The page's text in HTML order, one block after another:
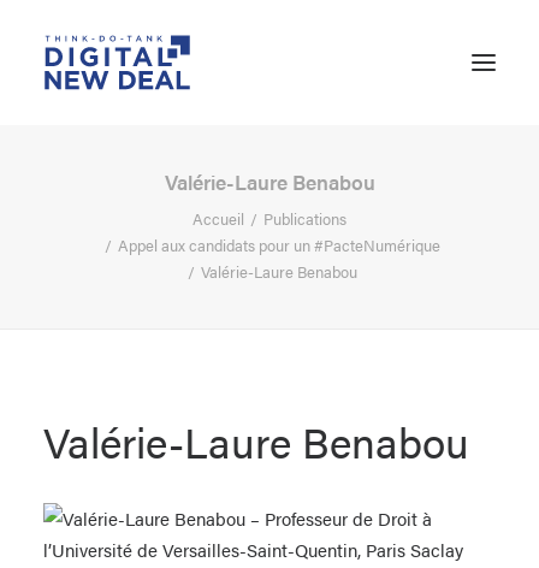
RECHERCHE
Valérie-Laure Benabou
Accueil
Publications
Appel aux candidats pour un #PacteNumérique
Valérie-Laure Benabou
Valérie-Laure Benabou